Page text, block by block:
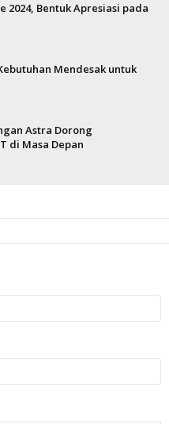
2024, Bentuk Apresiasi pada
Mendesak untuk
Astra Dorong
di Masa Depan